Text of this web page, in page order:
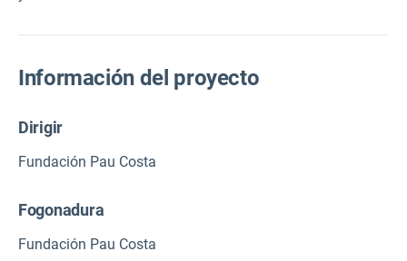
Información del proyecto
Dirigir
Fundación Pau Costa
Fogonadura
Fundación Pau Costa